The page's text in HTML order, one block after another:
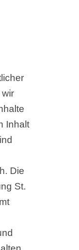
Inhalt
Die
St.